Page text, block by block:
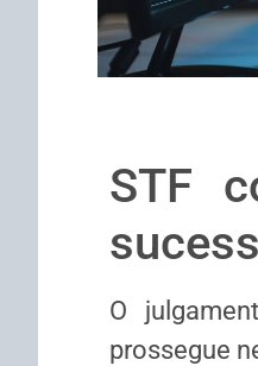
STF
O
prossegue